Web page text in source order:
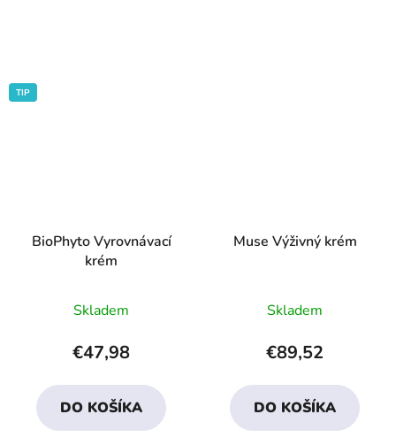
TIP
BioPhyto Vyrovnávací
krém
hodnotenie
produktu
je
3,8
z
Skladem
€47,98
DO KOŠÍKA
Muse Výživný krém
hodnotenie
produktu
je
4,6
z
Skladem
€89,52
DO KOŠÍKA